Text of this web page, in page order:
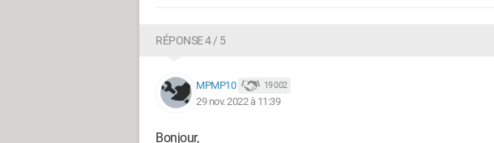
RÉPONSE 4 / 5
MPMP10 19 002
29 nov. 2022 à 11:39
Bonjour,